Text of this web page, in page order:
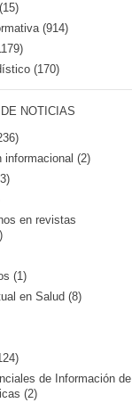
(914)
(170)
NOTICIAS
informacional (2)
en revistas
(1)
en Salud (8)
de Información de
(2)